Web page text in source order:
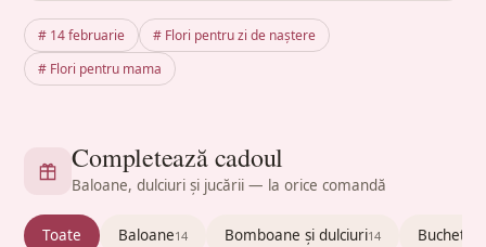
# 14 februarie
# Flori pentru zi de naștere
# Flori pentru mama
Completează cadoul
Baloane, dulciuri și jucării — la orice comandă
Toate Baloane14 Bomboane și dulciuri14 Buchete